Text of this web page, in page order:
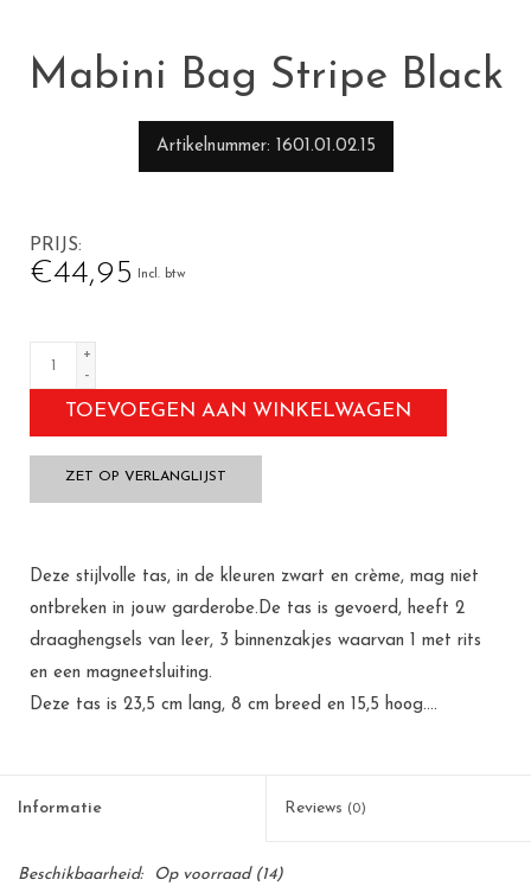
Mabini Bag Stripe Black
Artikelnummer 1601.01.02.15
PRIJS
€44,95 Incl. btw
+
-
TOEVOEGEN AAN WINKELWAGEN
ZET OP VERLANGLIJST
Deze stijlvolle tas, in de kleuren zwart en crème, mag niet
ontbreken in jouw garderobe.De tas is gevoerd, heeft 2
draaghengsels van leer, 3 binnenzakjes waarvan 1 met rits
en een magneetsluiting.
Deze tas is 23,5 cm lang, 8 cm breed en 15,5 hoog....
Informatie Reviews (0)
Beschikbaarheid: Op voorraad(14)